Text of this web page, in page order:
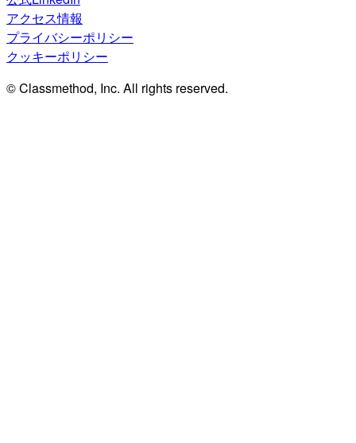
アクセス情報
プライバシーポリシー
クッキーポリシー
© Classmethod, Inc. All rights reserved.